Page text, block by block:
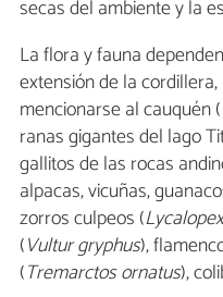
secas del ambiente y la
La flora y fauna
extensión de la
mencionarse al cauquén (
ranas gigantes del lago
gallitos de las rocas
alpacas, vicuñas,
zorros culpeos (
(Vultur gryphus),
(Tremarctos ornatus),